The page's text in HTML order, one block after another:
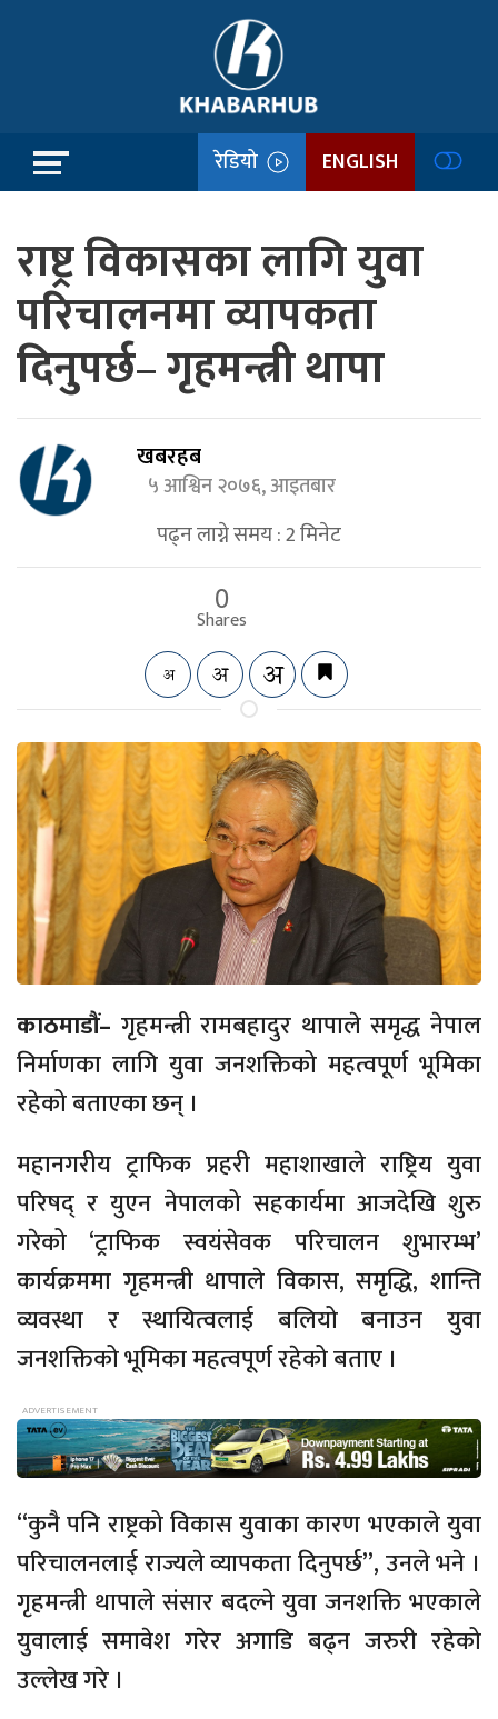
रेडियो ENGLISH
राष्ट्र विकासका लागि युवा
परिचालनमा व्यापकता
दिनुपर्छ– गृहमन्त्री थापा
खबरहब
५ आश्विन २०७६, आइतबार
पढ्न लाग्ने समय :2मिनेट
0
Shares
काठमाडौं– गृहमन्त्री रामबहादुर थापाले समृद्ध नेपाल
निर्माणका लागि युवा जनशक्तिको महत्वपूर्ण भूमिका
रहेको बताएका छन् ।
महानगरीय ट्राफिक प्रहरी महाशाखाले राष्ट्रिय युवा
परिषद् र युएन नेपालको सहकार्यमा आजदेखि शुरु
गरेको ‘ट्राफिक स्वयंसेवक परिचालन शुभारम्भ’
कार्यक्रममा गृहमन्त्री थापाले विकास, समृद्धि, शान्ति
व्यवस्था र स्थायित्वलाई बलियो बनाउन युवा
जनशक्तिको भूमिका महत्वपूर्ण रहेको बताए ।
“कुनै पनि राष्ट्रको विकास युवाका कारण भएकाले युवा
परिचालनलाई राज्यले व्यापकता दिनुपर्छ”, उनले भने ।
गृहमन्त्री थापाले संसार बदल्ने युवा जनशक्ति भएकाले
युवालाई समावेश गरेर अगाडि बढ्न जरुरी रहेको
उल्लेख गरे ।